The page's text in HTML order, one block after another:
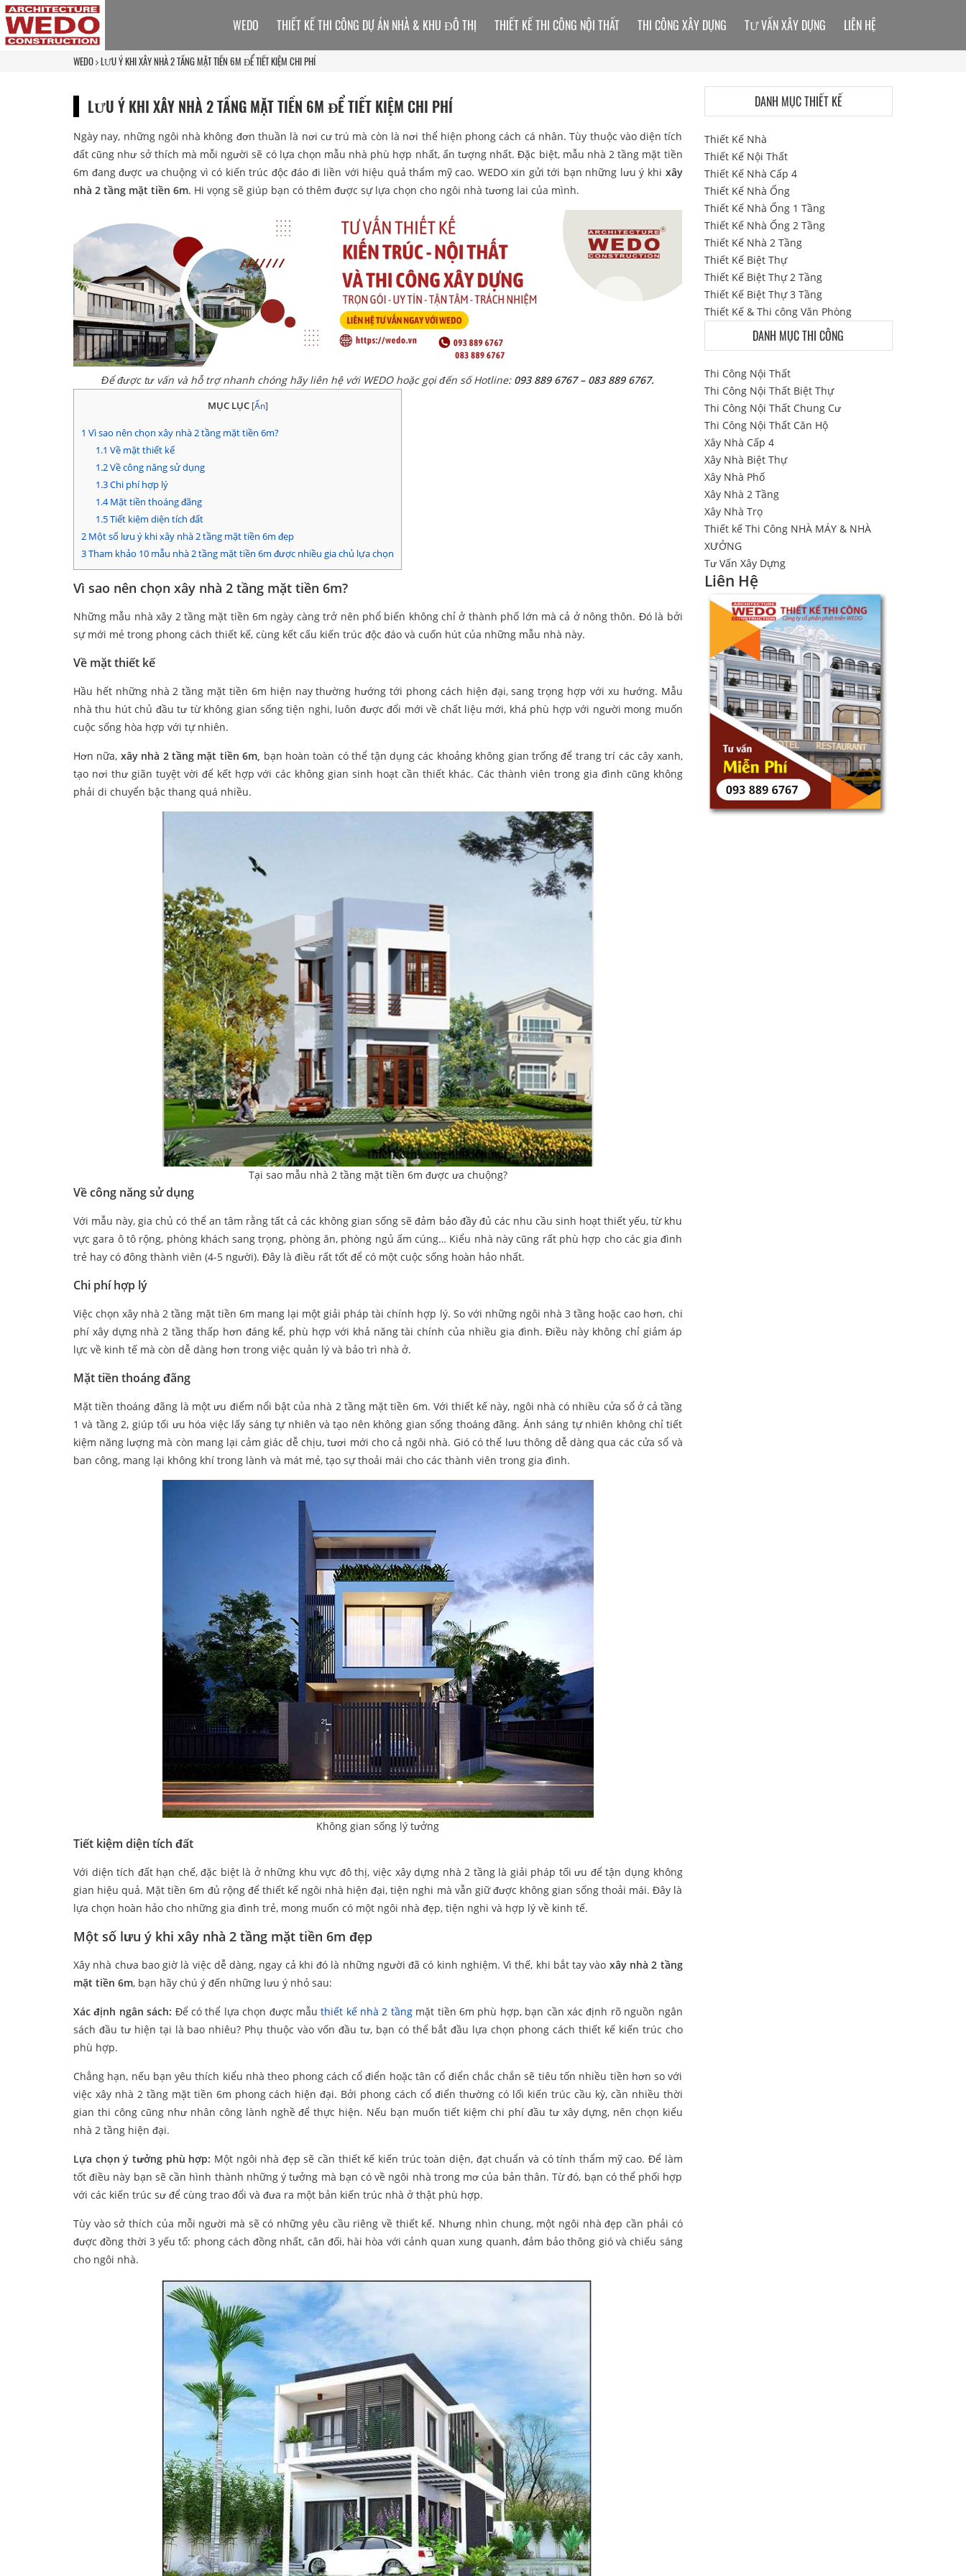
WEDO LƯU Ý KHI XÂY NHÀ 2 TẦNG MẶT TIỀN 6M ĐỂ TIẾT KIỆM CHI PHÍ
LƯU Ý KHI XÂY NHÀ 2 TẦNG MẶT TIỀN 6M ĐỂ TIẾT KIỆM CHI PHÍ
Ngày nay, những ngôi nhà không đơn thuần là nơi cư trú mà còn là nơi thể hiện phong cách cá nhân. Tùy thuộc vào diện tích
đất cũng như sở thích mà mỗi người sẽ có lựa chọn mẫu nhà phù hợp nhất, ấn tượng nhất. Đặc biệt, mẫu nhà 2 tầng mặt tiền
6m đang được ưa chuộng vì có kiến trúc độc đáo đi liền với hiệu quả thẩm mỹ cao. WEDO xin gửi tới bạn những lưu ý khi xây
nhà 2 tầng mặt tiền 6m. Hi vọng sẽ giúp bạn có thêm được sự lựa chọn cho ngôi nhà tương lai của mình.
Để được tư vấn và hỗ trợ nhanh chóng hãy liên hệ với WEDO hoặc gọi đến số Hotline: 093 889 6767 – 083 889 6767.
MỤC LỤC [Ẩn]
1 Vì sao nên chọn xây nhà 2 tầng mặt tiền 6m?
1.1 Về mặt thiết kế
1.2Về công năng sử dụng
1.3Chi phí hợp lý
1.4Mặt tiền thoáng đãng
1.5Tiết kiệm diện tích đất
2 Một số lưu ý khi xây nhà 2 tầng mặt tiền 6m đẹp
3Tham khảo 10 mẫu nhà 2 tầng mặt tiền 6m được nhiều gia chủ lựa chọn
Vì sao nên chọn xây nhà 2 tầng mặt tiền 6m?
Những mẫu nhà xây 2 tầng mặt tiền 6m ngày càng trở nên phổ biến không chỉ ở thành phố lớn mà cả ở nông thôn. Đó là bởi
sự mới mẻ trong phong cách thiết kế, cùng kết cấu kiến trúc độc đáo và cuốn hút của những mẫu nhà này.
Về mặt thiết kế
Hầu hết những nhà 2 tầng mặt tiền 6m hiện nay thường hướng tới phong cách hiện đại, sang trọng hợp với xu hướng. Mẫu
nhà thu hút chủ đầu tư từ không gian sống tiện nghi, luôn được đổi mới về chất liệu mới, khá phù hợp với người mong muốn
cuộc sống hòa hợp với tự nhiên.
Hơn nữa, xây nhà 2 tầng mặt tiền 6m, bạn hoàn toàn có thể tận dụng các khoảng không gian trống để trang trí các cây xanh,
tạo nơi thư giãn tuyệt vời để kết hợp với các không gian sinh hoạt cần thiết khác. Các thành viên trong gia đình cũng không
phải di chuyển bậc thang quá nhiều.
Tại sao mẫu nhà 2 tầng mặt tiền 6m được ưa chuộng?
Về công năng sử dụng
Với mẫu này, gia chủ có thể an tâm rằng tất cả các không gian sống sẽ đảm bảo đầy đủ các nhu cầu sinh hoạt thiết yếu, từ khu
vực gara ô tô rộng, phòng khách sang trọng, phòng ăn, phòng ngủ ấm cúng… Kiểu nhà này cũng rất phù hợp cho các gia đình
trẻ hay có đông thành viên (4-5 người). Đây là điều rất tốt để có một cuộc sống hoàn hảo nhất.
Chi phí hợp lý
Việc chọn xây nhà 2 tầng mặt tiền 6m mang lại một giải pháp tài chính hợp lý. So với những ngôi nhà 3 tầng hoặc cao hơn, chi
phí xây dựng nhà 2 tầng thấp hơn đáng kể, phù hợp với khả năng tài chính của nhiều gia đình. Điều này không chỉ giảm áp
lực về kinh tế mà còn dễ dàng hơn trong việc quản lý và bảo trì nhà ở.
Mặt tiền thoáng đãng
Mặt tiền thoáng đãng là một ưu điểm nổi bật của nhà 2 tầng mặt tiền 6m. Với thiết kế này, ngôi nhà có nhiều cửa sổ ở cả tầng
1 và tầng 2, giúp tối ưu hóa việc lấy sáng tự nhiên và tạo nên không gian sống thoáng đãng. Ánh sáng tự nhiên không chỉ tiết
kiệm năng lượng mà còn mang lại cảm giác dễ chịu, tươi mới cho cả ngôi nhà. Gió có thể lưu thông dễ dàng qua các cửa sổ và
ban công, mang lại không khí trong lành và mát mẻ, tạo sự thoải mái cho các thành viên trong gia đình.
Không gian sống lý tưởng
Tiết kiệm diện tích đất
Với diện tích đất hạn chế, đặc biệt là ở những khu vực đô thị, việc xây dựng nhà 2 tầng là giải pháp tối ưu để tận dụng không
gian hiệu quả. Mặt tiền 6m đủ rộng để thiết kế ngôi nhà hiện đại, tiện nghi mà vẫn giữ được không gian sống thoải mái. Đây là
lựa chọn hoàn hảo cho những gia đình trẻ, mong muốn có một ngôi nhà đẹp, tiện nghi và hợp lý về kinh tế.
Một số lưu ý khi xây nhà 2 tầng mặt tiền 6m đẹp
Xây nhà chưa bao giờ là việc dễ dàng, ngay cả khi đó là những người đã có kinh nghiệm. Vì thế, khi bắt tay vào xây nhà 2 tầng
mặt tiền 6m, bạn hãy chú ý đến những lưu ý nhỏ sau:
Xác định ngân sách: Để có thể lựa chọn được mẫuthiết kế nhà 2 tầngmặt tiền 6m phù hợp, bạn cần xác định rõ nguồn ngân
sách đầu tư hiện tại là bao nhiêu? Phụ thuộc vào vốn đầu tư, bạn có thể bắt đầu lựa chọn phong cách thiết kế kiến trúc cho
phù hợp.
Chẳng hạn, nếu bạn yêu thích kiểu nhà theo phong cách cổ điển hoặc tân cổ điển chắc chắn sẽ tiêu tốn nhiều tiền hơn so với
việc xây nhà 2 tầng mặt tiền 6m phong cách hiện đại. Bởi phong cách cổ điển thường có lối kiến trúc cầu kỳ, cần nhiều thời
gian thi công cũng như nhân công lành nghề để thực hiện. Nếu bạn muốn tiết kiệm chi phí đầu tư xây dựng, nên chọn kiểu
nhà 2 tầng hiện đại.
Lựa chọn ý tưởng phù hợp: Một ngôi nhà đẹp sẽ cần thiết kế kiến trúc toàn diện, đạt chuẩn và có tính thẩm mỹ cao. Để làm
tốt điều này bạn sẽ cần hình thành những ý tưởng mà bạn có về ngôi nhà trong mơ của bản thân. Từ đó, bạn có thể phối hợp
với các kiến trúc sư để cùng trao đổi và đưa ra một bản kiến trúc nhà ở thật phù hợp.
Tùy vào sở thích của mỗi người mà sẽ có những yêu cầu riêng về thiết kế. Nhưng nhìn chung, một ngôi nhà đẹp cần phải có
được đồng thời 3 yếu tố: phong cách đồng nhất, cân đối, hài hòa với cảnh quan xung quanh, đảm bảo thông gió và chiếu sáng
cho ngôi nhà.
WEDO THIẾT KẾ THI CÔNG DỰ ÁN NHÀ & KHU ĐÔ THỊ THIẾT KẾ THI CÔNG NỘI THẤT THI CÔNG XÂY DỰNG TƯ VẤN XÂY DỰNG LIÊN HỆ
DANH MỤC THIẾT KẾ
Thiết Kế Nhà
Thiết Kế Nội Thất
Thiết Kế Nhà Cấp 4
Thiết Kế Nhà Ống
Thiết Kế Nhà Ống 1 Tầng
Thiết Kế Nhà Ống 2 Tầng
Thiết Kế Nhà 2 Tầng
Thiết Kế Biệt Thự
Thiết Kế Biệt Thự 2 Tầng
Thiết Kế Biệt Thự 3 Tầng
Thiết Kế & Thi công Văn Phòng
DANH MỤC THI CÔNG
Thi Công Nội Thất
Thi Công Nội Thất Biệt Thự
Thi Công Nội Thất Chung Cư
Thi Công Nội Thất Căn Hộ
Xây Nhà Cấp 4
Xây Nhà Biệt Thự
Xây Nhà Phố
Xây Nhà 2 Tầng
Xây Nhà Trọ
Thiết kế Thi Công NHÀ MÁY & NHÀ
XƯỞNG
Tư Vấn Xây Dựng
Liên Hệ